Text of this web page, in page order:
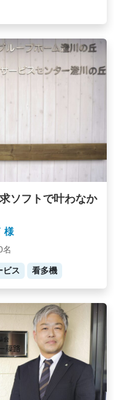
ソフトで叶わなか
様
名
ビス 看多機